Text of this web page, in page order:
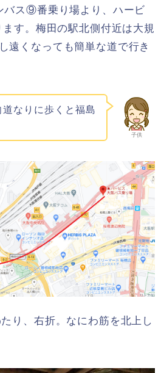
バス⑨番乗り場より、ハービ
す。梅田の駅北側付近は大規
遠くなっても簡単な道で行き
子供
なりに歩くと福島
り、右折。なにわ筋を北上し